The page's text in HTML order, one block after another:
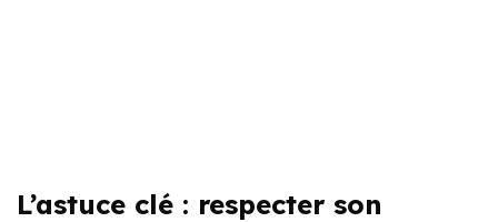
L’astuce clé : respecter son